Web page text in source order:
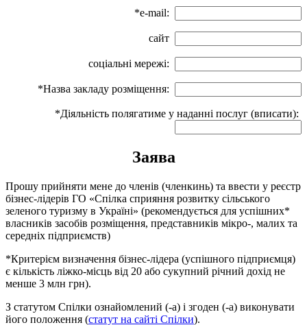
*e-mail:
сайт
соціальні мережі:
*Назва закладу розміщення:
*Діяльність полягатиме у наданні послуг (вписати):
Заява
Прошу прийняти мене до членів (членкинь) та ввести у реєстр
бізнес-лідерів ГО «Спілка сприяння розвитку сільського
зеленого туризму в Україні» (рекомендується для успішних*
власників засобів розміщення, представників мікро-, малих та
середніх підприємств)
*Критерієм визначення бізнес-лідера (успішного підприємця)
є кількість ліжко-місць від 20 або сукупний річний дохід не
менше 3 млн грн).
З статутом Спілки ознайомлений (-а) і згоден (-а) виконувати
його положення (статут на сайті Спілки).